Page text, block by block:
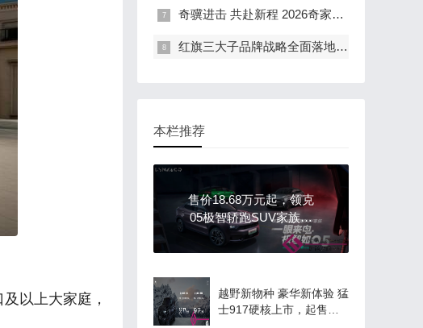
以上大家庭，
奇骥进击 共赴新程 2026奇家宴在福州盛大举行
红旗三大子品牌战略全面落地 豪华出行生态进阶新篇章
本栏推荐
售价18.68万元起，领克
05极智轿跑SUV家族焕
新上市
越野新物种 豪华新体验 猛
士917硬核上市，起售价